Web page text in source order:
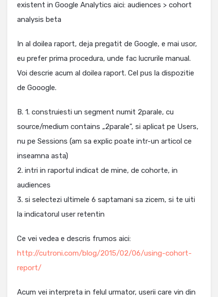
existent in Google Analytics aici: audiences > cohort
analysis beta
In al doilea raport, deja pregatit de Google, e mai usor,
eu prefer prima procedura, unde fac lucrurile manual.
Voi descrie acum al doilea raport. Cel pus la dispozitie
de Gooogle.
B. 1. construiesti un segment numit 2parale, cu
source/medium contains „2parale”, si aplicat pe Users,
nu pe Sessions (am sa explic poate intr-un articol ce
inseamna asta)
2. intri in raportul indicat de mine, de cohorte, in
audiences
3. si selectezi ultimele 6 saptamani sa zicem, si te uiti
la indicatorul user retentin
Ce vei vedea e descris frumos aici:
http://cutroni.com/blog/2015/02/06/using-cohort-
report/
Acum vei interpreta in felul urmator, userii care vin din